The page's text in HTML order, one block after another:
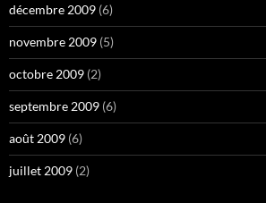
décembre 2009 (6)
novembre 2009 (5)
octobre 2009 (2)
septembre 2009 (6)
août 2009 (6)
juillet 2009 (2)